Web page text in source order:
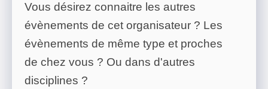
Vous désirez connaitre les autres
évènements de cet organisateur ? Les
évènements de même type et proches
de chez vous ? Ou dans d'autres
disciplines ?